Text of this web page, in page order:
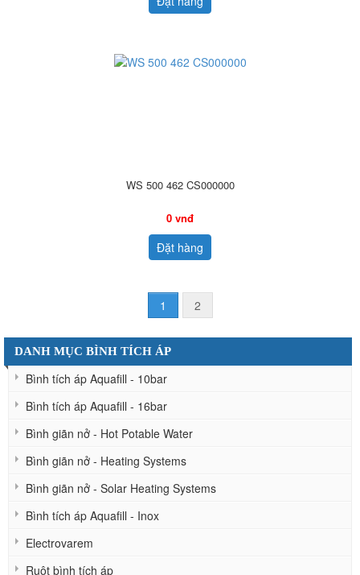
WS 500 462 CS000000
0 vnđ
Đặt hàng
1 2
DANH MỤC BÌNH TÍCH ÁP
Bình tích áp Aquafill - 10bar
Bình tích áp Aquafill - 16bar
Bình giãn nở - Hot Potable Water
Bình giãn nở - Heating Systems
Bình giãn nở - Solar Heating Systems
Bình tích áp Aquafill - Inox
Electrovarem
Ruột bình tích áp